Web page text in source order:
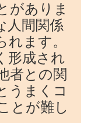
がありま
人間関係
れます。
形成され
者との関
うまくコ
とが難し